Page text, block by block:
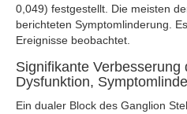
0,049) festgestellt. Die meisten
berichteten Symptomlinderung.
Ereignisse beobachtet.
Signifikante Verbesserung
Dysfunktion,
Ein dualer Block des Ganglion